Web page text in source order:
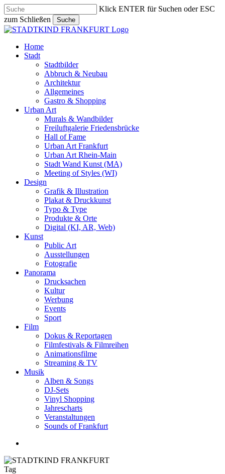
Skip
to
main
content
Klick ENTER für Suchen oder ESC
zum Schließen
Suche
Close
search
Menu
Home
Stadt
Stadtbilder
Abbruch & Neubau
Architektur
Allgemeines
Gastro & Shopping
Urban Art
Murals & Wandbilder
Freiluftgalerie Friedensbrücke
Hall of Fame
Urban Art Frankfurt
Urban Art Rhein-Main
Stadt Wand Kunst (MA)
Meeting of Styles (WI)
Design
Grafik & Illustration
Plakat & Druckkunst
Typo & Type
Produkte & Orte
Digital (KI, AR, Web)
Kunst
Public Art
Ausstellungen
Fotografie
Panorama
Drucksachen
Kultur
Werbung
Events
Sport
Film
Dokus & Reportagen
Filmfestivals & Filmreihen
Animationsfilme
Streaming & TV
Musik
Alben & Songs
DJ-Sets
Vinyl Shopping
Jahrescharts
Veranstaltungen
Sounds of Frankfurt
Tag